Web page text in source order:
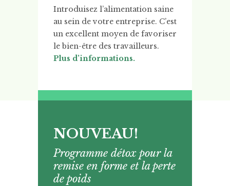
Introduisez l’alimentation saine
au sein de votre entreprise. C’est
un excellent moyen de favoriser
le bien-être des travailleurs.
Plus d’informations.
NOUVEAU!
Programme détox pour la
remise en forme et la perte
de poids